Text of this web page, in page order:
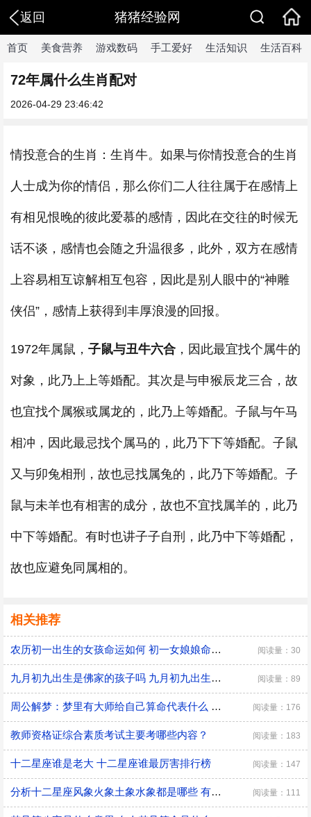
返回 猪猪经验网
首页 美食营养 游戏数码 手工爱好 生活知识 生活百科
72年属什么生肖配对
2026-04-29 23:46:42
情投意合的生肖：生肖牛。如果与你情投意合的生肖
人士成为你的情侣，那么你们二人往往属于在感情上
有相见恨晚的彼此爱慕的感情，因此在交往的时候无
话不谈，感情也会随之升温很多，此外，双方在感情
上容易相互谅解相互包容，因此是别人眼中的“神雕
侠侣”，感情上获得到丰厚浪漫的回报。
1972年属鼠， 子鼠与丑牛六合 ，因此最宜找个属牛的
对象，此乃上上等婚配。其次是与申猴辰龙三合，故
也宜找个属猴或属龙的，此乃上等婚配。子鼠与午马
相冲，因此最忌找个属马的，此乃下下等婚配。子鼠
又与卯兔相刑，故也忌找属兔的，此乃下等婚配。子
鼠与未羊也有相害的成分，故也不宜找属羊的，此乃
中下等婚配。有时也讲子子自刑，此乃中下等婚配，
故也应避免同属相的。
相关推荐
农历初一出生的女孩命运如何 初一女娘娘命什么意思 阅读量：30
九月初九出生是佛家的孩子吗 九月初九出生有什么说法 阅读量：89
周公解梦：梦里有大师给自己算命代表什么 是好兆头吗？ 阅读量：176
教师资格证综合素质考试主要考哪些内容？ 阅读量：183
十二星座谁是老大 十二星座谁最厉害排行榜 阅读量：147
分析十二星座风象火象土象水象都是哪些 有什么优缺点 阅读量：111